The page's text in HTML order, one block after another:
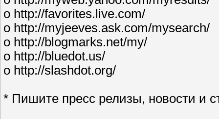
o http://favorites.live.com/
o http://myjeeves.ask.com/mysearch/
o http://blogmarks.net/my/
o http://bluedot.us/
o http://slashdot.org/
* Пишите пресс релизы, новости и